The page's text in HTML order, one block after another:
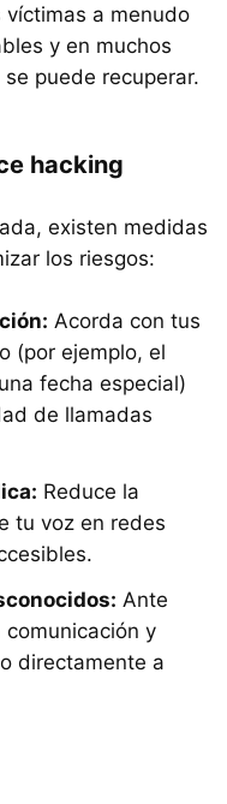
víctimas a menudo
y en muchos
puede recuperar.
hacking
existen medidas
los riesgos:
Acorda con tus
(por ejemplo, el
fecha especial)
de llamadas
Reduce la
tu voz en redes
Ante
y
directamente a